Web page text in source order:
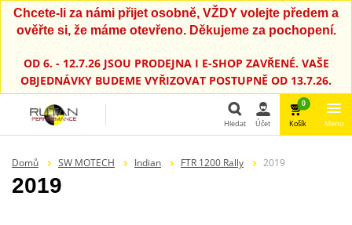
Chcete-li za námi přijet osobně, VŽDY volejte předem a
ověřte si, že máme otevřeno. Děkujeme za pochopení.
OD 6. - 12.7.26 JSOU PRODEJNA I E-SHOP ZAVŘENÉ. VAŠE
OBJEDNÁVKY BUDEME VYŘIZOVAT POSTUPNĚ OD 13.7.26.
Hledat Účet
0
Košík Menu
Domů SW MOTECH Indian FTR 1200 Rally 2019
2019